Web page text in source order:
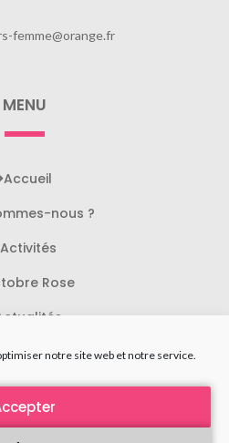
notre site web et notre service.
femme@orange.fr
MENU
Accueil
nous ?
Activités
Rose
Contact
DE L'ASSOCIATION